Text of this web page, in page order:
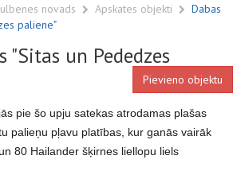
novads Apskates objekti
Dabas
paliene"
"Sitas un Pededzes
Pievieno objektu
pie šo upju satekas atrodamas plašas
palieņu pļavu platības, kur ganās vairāk
80 Hailander šķirnes liellopu liels